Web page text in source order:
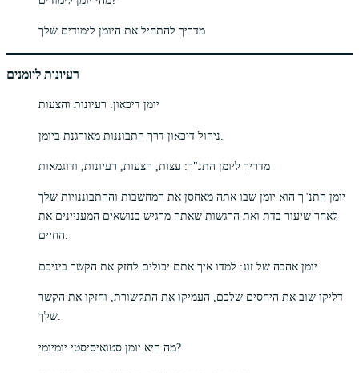
מדריך להתחיל את היומן לימודים שלך
רעיונות ליומנים
יומן דיכאון: רעיונות והצעות
מדריך ליומן התנ"ך: עצות, הצעות, רעיונות, ודוגמאות
יומן התנ"ך הוא יומן שבו אתה מאחסן את המחשבות וההתבוננויות שלך
לאחר שיעור בדת ואת הרגשות שאתה מרגיש בנושאים המעניינים את
החיים.
יומן אהבה של זוג: למדו איך אתם יכולים לחזק את הקשר ביניכם
דליקו שוב את היחסים שלכם, העמיקו את התקשורת, וחזקו את הקשר
מה היא יומן סטואיסיסטי יומיומי?